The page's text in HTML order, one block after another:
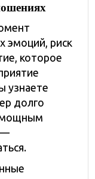
эмоций, риск
которое
узнаете
долго
мощным
—